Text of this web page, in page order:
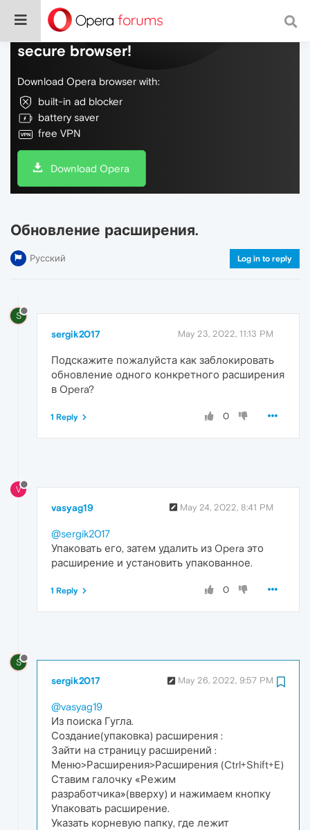
Do more on the web, with a fast and
secure browser!
Download Opera browser with:
built-in ad blocker
battery saver
free VPN
Download Opera
Обновление расширения.
Русский Log in to reply
S
sergik2017 May 23, 2022, 11:13 PM
Подскажите пожалуйста как заблокировать
обновление одного конкретного расширения
в Opera?
0
1 Reply
V
vasyag19 May 24, 2022, 8:41 PM
@sergik2017
Упаковать его, затем удалить из Opera это
расширение и установить упакованное.
0
1 Reply
S
sergik2017 May 26, 2022, 9:57 PM
@vasyag19
Из поиска Гугла.
Создание(упаковка) расширения :
Зайти на страницу расширений :
Меню>Расширения>Расширения (Ctrl+Shift+E)
Ставим галочку «Режим
разработчика»(вверху) и нажимаем кнопку
Упаковать расширение.
Указать корневую папку, где лежит